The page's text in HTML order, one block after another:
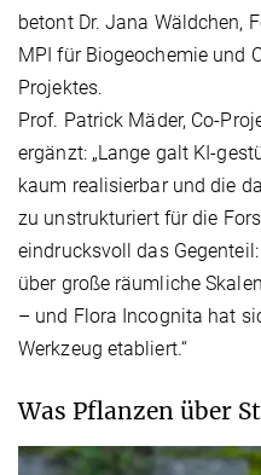
betont Dr. Jana Wäldchen,
MPI für Biogeochemie und
Projektes.
Prof. Patrick Mäder, Co-
ergänzt: „Lange galt KI-
kaum realisierbar und die
zu unstrukturiert für die
eindrucksvoll das
über große räumliche
– und Flora Incognita hat
Werkzeug etabliert.“
Was Pflanzen über